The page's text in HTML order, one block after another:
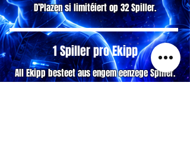
D’Plazen si limitéiert op 32 Spiller.
1 Spiller pro Ekipp
All Ekipp besteet aus engem eenzege Spiller.